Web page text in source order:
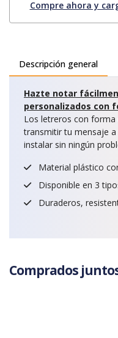
Compre ahora y
Descripción general
Hazte notar
personalizados con
Los letreros con
transmitir tu mensaje a
instalar sin ningún
Material plástico
Disponible en 3
Duraderos,
Comprados